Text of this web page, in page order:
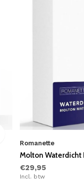
Romanette
Molton Waterdicht
€29,95
Incl. btw